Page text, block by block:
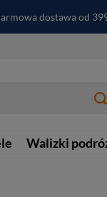
dostawa od
Walizki